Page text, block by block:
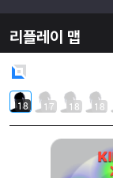
리플레이 맵
18 17 18 18